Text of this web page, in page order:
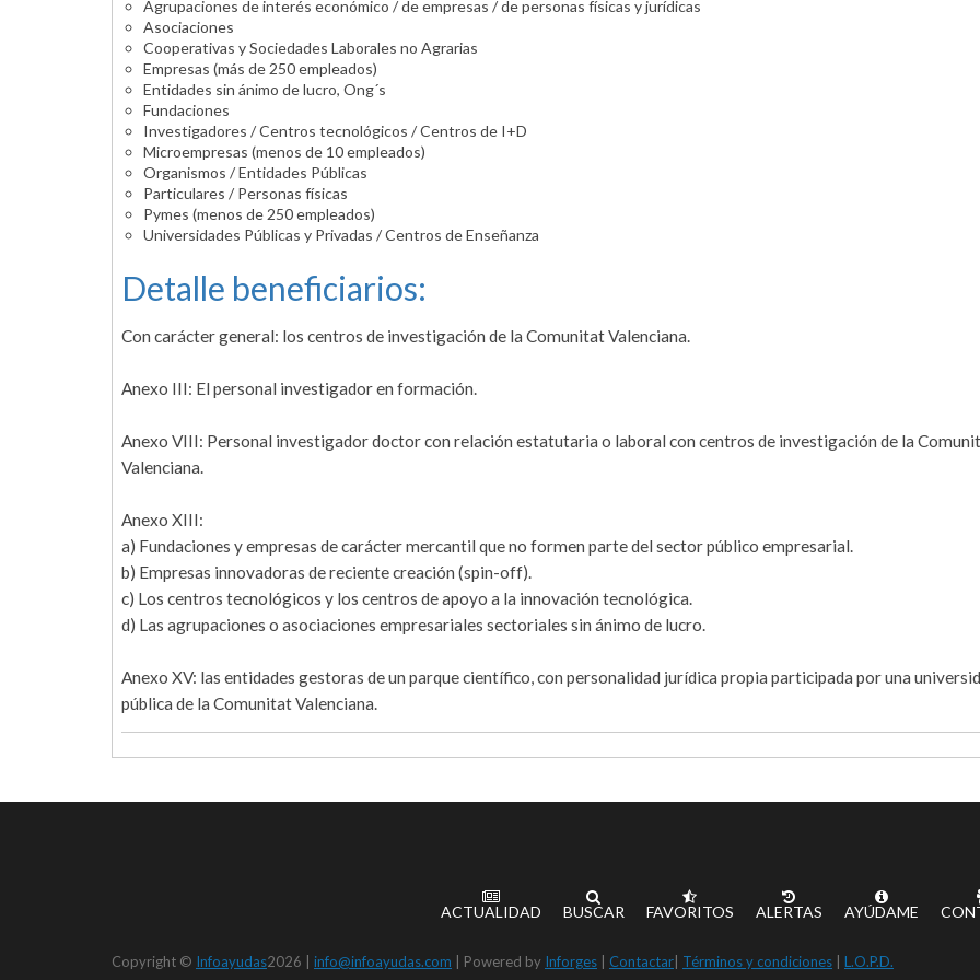
Agrupaciones de interés económico / de empresas / de personas físicas y jurídicas
Asociaciones
Cooperativas y Sociedades Laborales no Agrarias
Empresas (más de 250 empleados)
Entidades sin ánimo de lucro, Ong´s
Fundaciones
Investigadores / Centros tecnológicos / Centros de I+D
Microempresas (menos de 10 empleados)
Organismos / Entidades Públicas
Particulares / Personas físicas
Pymes (menos de 250 empleados)
Universidades Públicas y Privadas / Centros de Enseñanza
Detalle beneficiarios:
Con carácter general: los centros de investigación de la Comunitat Valenciana.
Anexo III: El personal investigador en formación.
Anexo VIII: Personal investigador doctor con relación estatutaria o laboral con centros de investigación de la
Valenciana.
Anexo XIII:
a) Fundaciones y empresas de carácter mercantil que no formen parte del sector público empresarial.
b) Empresas innovadoras de reciente creación (spin-off).
c) Los centros tecnológicos y los centros de apoyo a la innovación tecnológica.
d) Las agrupaciones o asociaciones empresariales sectoriales sin ánimo de lucro.
Anexo XV: las entidades gestoras de un parque científico, con personalidad jurídica propia participada por una
pública de la Comunitat Valenciana.
ACTUALIDAD BUSCAR FAVORITOS ALERTAS AYÚDAME
Copyright © Infoayudas2026 | info@infoayudas.com Powered by Inforges Contactar Términos y condiciones L.O.P.D.